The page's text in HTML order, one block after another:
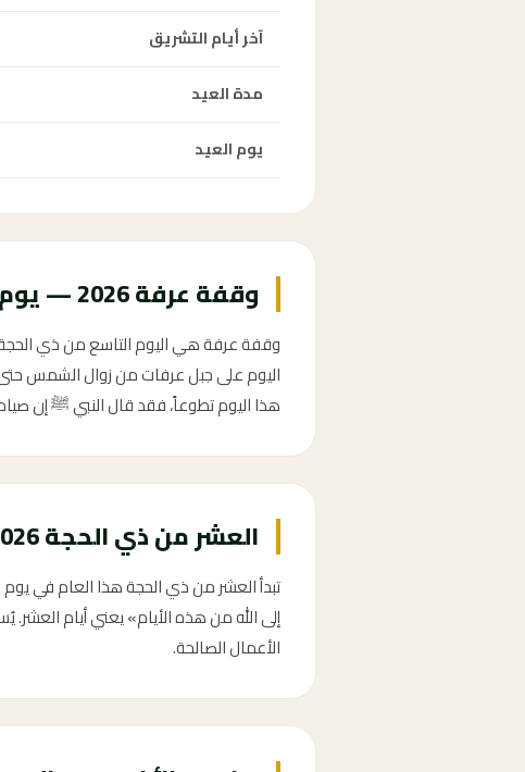
آخر أيام التشريق
مدة العيد
يوم العيد
وقفة عرفة 2026 — يوم 9 ذو الحجة
اليوم على جبل عرفات من زوال الشمس حتى
هذا اليوم تطوعاً، فقد قال النبي ﷺ إن
العشر من ذي الحجة 2026 — أفضل أيام العام
إلى الله من هذه الأيام» يعني أيام العشر.
الأعمال الصالحة.